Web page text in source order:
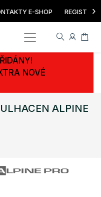
E-SHOP ›
NOVÉ
ALPINE